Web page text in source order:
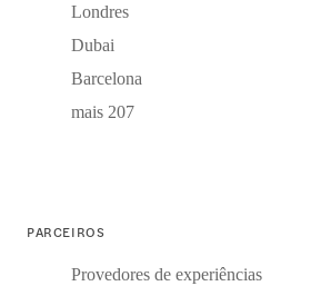
Londres
Dubai
Barcelona
mais 207
PARCEIROS
Provedores de experiências